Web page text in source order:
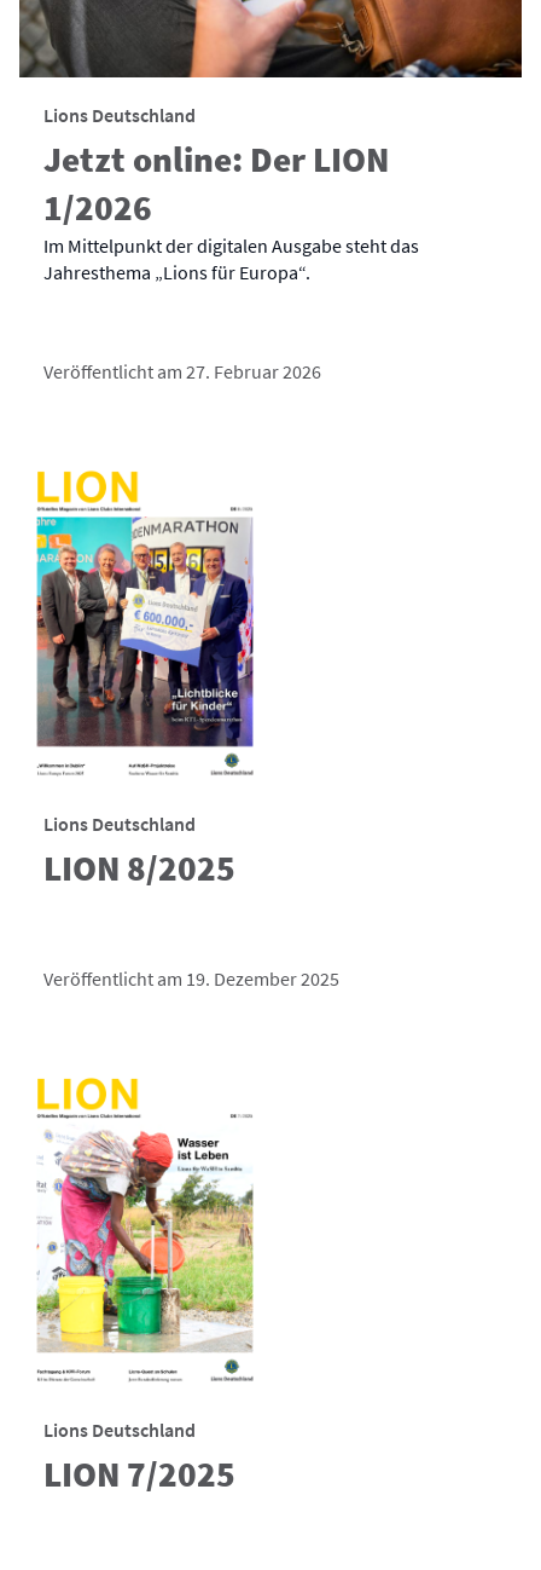
Lions Deutschland
Jetzt online: Der LION
1/2026
Im Mittelpunkt der digitalen Ausgabe steht das
Jahresthema „Lions für Europa“.
Veröffentlicht am 27. Februar 2026
Lions Deutschland
LION 8/2025
Veröffentlicht am 19. Dezember 2025
Lions Deutschland
LION 7/2025